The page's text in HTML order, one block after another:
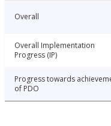
Overall
Overall Implementation
Progress (IP)
Progress towards
of PDO